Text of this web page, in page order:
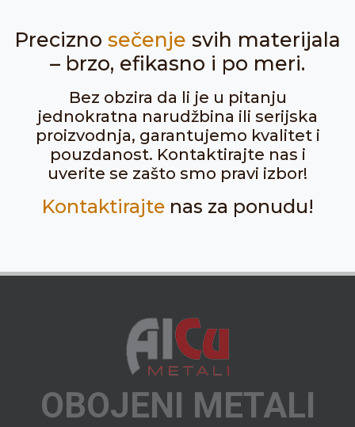
Precizno sečenje svih materijala
– brzo, efikasno i po meri.
Bez obzira da li je u pitanju
jednokratna narudžbina ili serijska
proizvodnja, garantujemo kvalitet i
pouzdanost. Kontaktirajte nas i
uverite se zašto smo pravi izbor!
Kontaktirajtenas za ponudu!
OBOJENI METALI